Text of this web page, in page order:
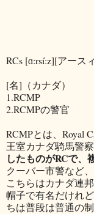
RCs [ɑ:rsí:z][アース
[名]（カナダ）
1.RCMP
2.RCMPの警官
RCMPとは、Royal
王室カナダ騎馬警
したものがRCで、
クーバー市警など
こちらはカナダ連
帽子で有名だけれ
ちは普段は普通の